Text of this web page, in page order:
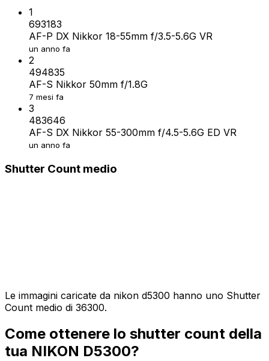
1
693183
AF-P DX Nikkor 18-55mm f/3.5-5.6G VR
un anno fa
2
494835
AF-S Nikkor 50mm f/1.8G
7 mesi fa
3
483646
AF-S DX Nikkor 55-300mm f/4.5-5.6G ED VR
un anno fa
Shutter Count medio
Le immagini caricate da nikon d5300 hanno uno Shutter
Count medio di 36300.
Come ottenere lo shutter count della
tua NIKON D5300?